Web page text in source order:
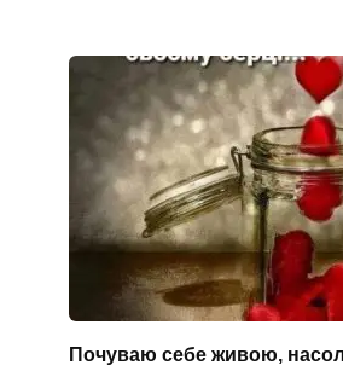
Почуваю себе живою,